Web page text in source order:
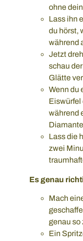
ohne
Lass ihn
du hörst,
während
Jetzt
schau
Glätte
Wenn du
Eiswürfel
während
Lass die
zwei
Es genau
Mach
genau so
Ein